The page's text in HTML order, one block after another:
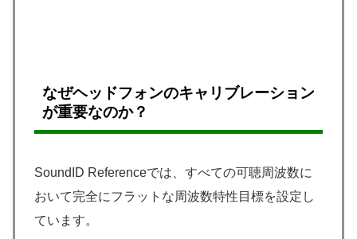
なぜヘッドフォンのキャリブレーション
が重要なのか？
SoundID Referenceでは、すべての可聴周波数に
おいて完全にフラットな周波数特性目標を設定し
ています。